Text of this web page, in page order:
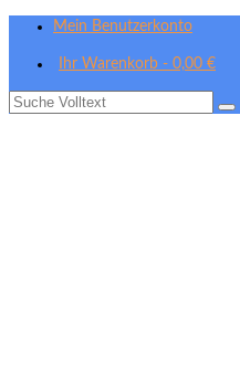
Mein Benutzerkonto
Ihr Warenkorb - 0,00 €
Suche